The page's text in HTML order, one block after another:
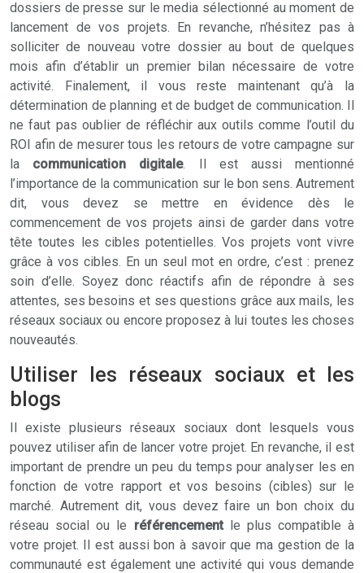
dossiers de presse sur le media sélectionné au moment de
lancement de vos projets. En revanche, n’hésitez pas à
solliciter de nouveau votre dossier au bout de quelques
mois afin d’établir un premier bilan nécessaire de votre
activité. Finalement, il vous reste maintenant qu’à la
détermination de planning et de budget de communication. Il
ne faut pas oublier de réfléchir aux outils comme l’outil du
ROI afin de mesurer tous les retours de votre campagne sur
la communication digitale. Il est aussi mentionné
l’importance de la communication sur le bon sens. Autrement
dit, vous devez se mettre en évidence dès le
commencement de vos projets ainsi de garder dans votre
tête toutes les cibles potentielles. Vos projets vont vivre
grâce à vos cibles. En un seul mot en ordre, c’est : prenez
soin d’elle. Soyez donc réactifs afin de répondre à ses
attentes, ses besoins et ses questions grâce aux mails, les
réseaux sociaux ou encore proposez à lui toutes les choses
nouveautés.
Utiliser les réseaux sociaux et les
blogs
Il existe plusieurs réseaux sociaux dont lesquels vous
pouvez utiliser afin de lancer votre projet. En revanche, il est
important de prendre un peu du temps pour analyser les en
fonction de votre rapport et vos besoins (cibles) sur le
marché. Autrement dit, vous devez faire un bon choix du
réseau social ou le référencementle plus compatible à
votre projet. Il est aussi bon à savoir que ma gestion de la
communauté est également une activité qui vous demande